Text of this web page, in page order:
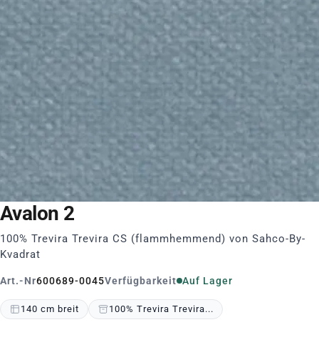
Avalon 2
100% Trevira Trevira CS (flammhemmend) von Sahco-By-
Kvadrat
Art.-Nr600689-0045Verfügbarkeit Auf Lager
140 cm breit 100% Trevira Trevira...